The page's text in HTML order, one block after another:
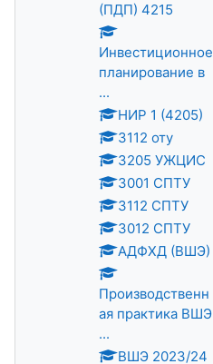
(ПДП) 4215
Инвестиционное
планирование в
...
НИР 1 (4205)
3112 оту
3205 УЖЦИС
3001 СПТУ
3112 СПТУ
3012 СПТУ
АДФХД (ВШЭ)
Производственн
ая практика ВШЭ
...
ВШЭ 2023/24